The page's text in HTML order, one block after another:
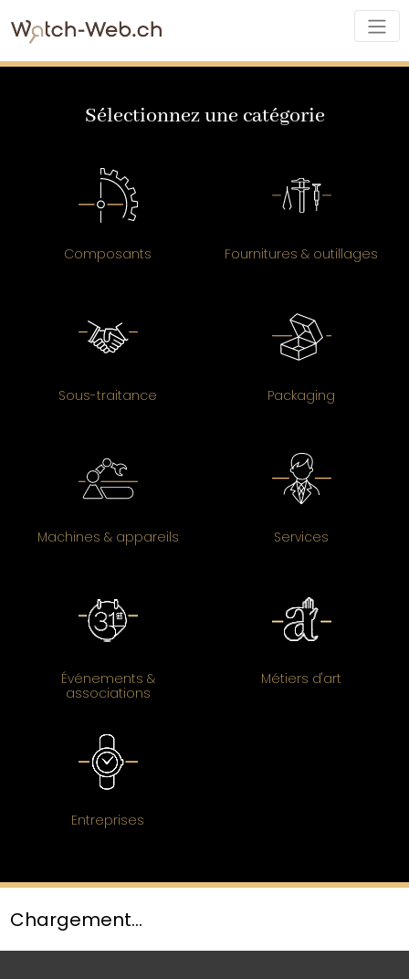
Sélectionnez une catégorie
Composants Fournitures & outillages
Sous-traitance Packaging
Machines & appareils Services
Événements &
associations
Métiers d'art
Entreprises
Chargement...